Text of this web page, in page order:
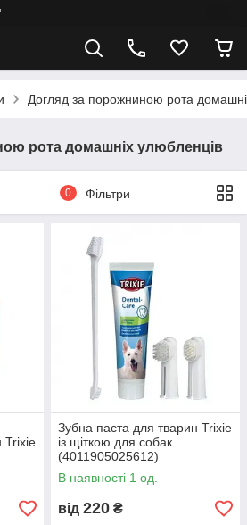
Догляд за порожниною рота
рота домашніх улюбленців
0 Фільтри
Trixie
Зубна паста для тварин Trixie
із щіткою для собак
(4011905025612)
В наявності 1 од.
від 220 ₴